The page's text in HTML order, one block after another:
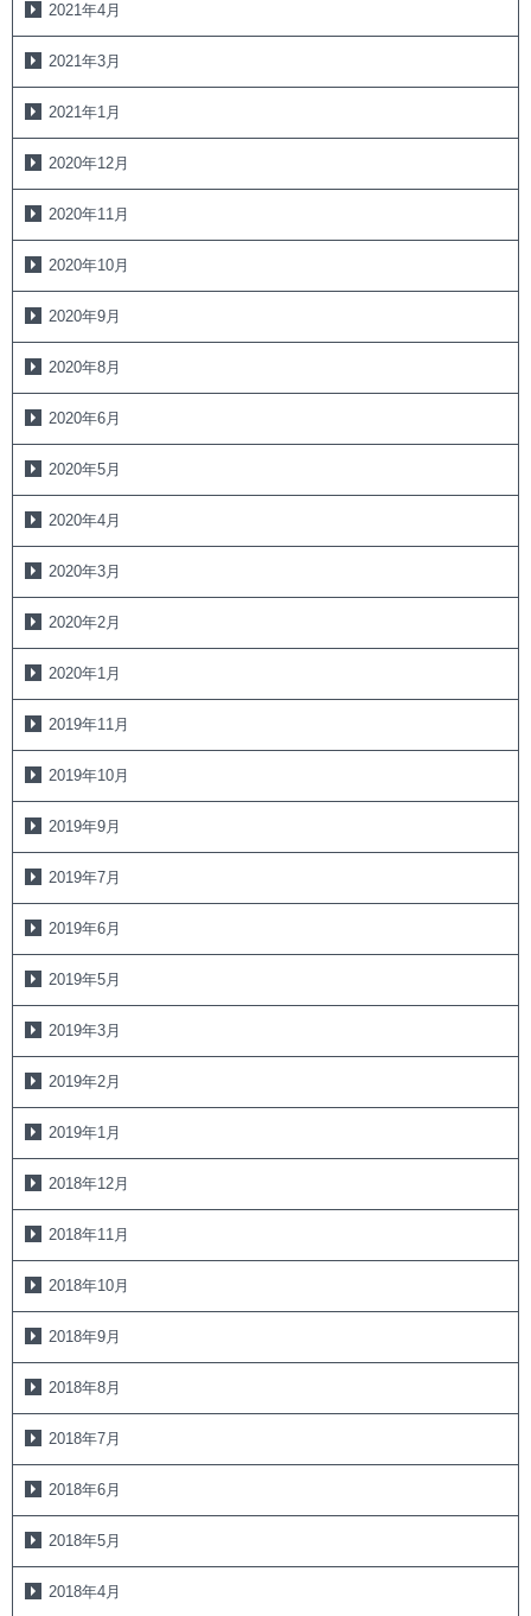
2021年4月
2021年3月
2021年1月
2020年12月
2020年11月
2020年10月
2020年9月
2020年8月
2020年6月
2020年5月
2020年4月
2020年3月
2020年2月
2020年1月
2019年11月
2019年10月
2019年9月
2019年7月
2019年6月
2019年5月
2019年3月
2019年2月
2019年1月
2018年12月
2018年11月
2018年10月
2018年9月
2018年8月
2018年7月
2018年6月
2018年5月
2018年4月